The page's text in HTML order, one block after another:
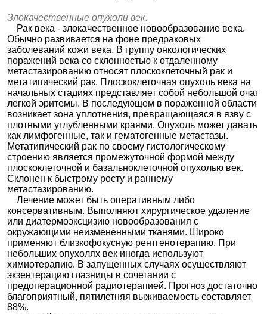
Злокачественные опухоли век.
Рак века - злокачественное новообразование века.
Обычно развивается на фоне предраковых
заболеваний кожи века. В группу онкологических
поражений века со склонностью к отдаленному
метастазированию относят плоскоклеточный рак и
метатипический рак. Плоскоклеточная опухоль века на
начальных стадиях представляет собой небольшой очаг
легкой эритемы. В последующем в пораженной области
возникает зона уплотнения, превращающаяся в язву с
плотными углубленными краями. Опухоль может давать
как лимфогенные, так и гематогенные метастазы.
Метатипический рак по своему гистологическому
строению является промежуточной формой между
плоскоклеточной и базальноклеточной опухолью век.
Склонен к быстрому росту и раннему
метастазированию.
Лечение может быть оперативным либо
консервативным. Выполняют хирургическое удаление
или диатермоэксцизию новообразования с
окружающими неизмененными тканями. Широко
применяют близкофокусную рентгенотерапию. При
небольших опухолях век иногда используют
химиотерапию. В запущенных случаях осуществляют
экзентерацию глазницы в сочетании с
предоперационной радиотерапией. Прогноз достаточно
благоприятный, пятилетняя выживаемость составляет
88%.